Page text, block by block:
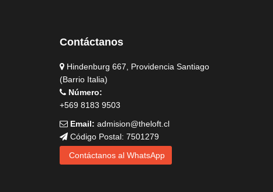
Contáctanos
Hindenburg 667, Providencia Santiago
(Barrio Italia)
Número:
+569 8183 9503
Email: admision@theloft.cl
Código Postal: 7501279
Contáctanos al WhatsApp